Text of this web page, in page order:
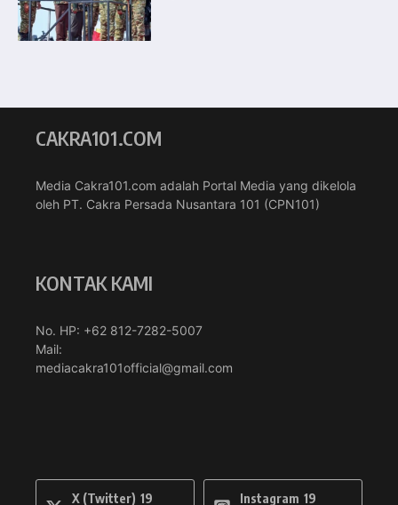
CAKRA101.COM
Media Cakra101.com adalah Portal Media yang dikelola
oleh PT. Cakra Persada Nusantara 101 (CPN101)
KONTAK KAMI
No. HP: +62 812-7282-5007
Mail:
mediacakra101official@gmail.com
X (Twitter) 19 Instagram 19